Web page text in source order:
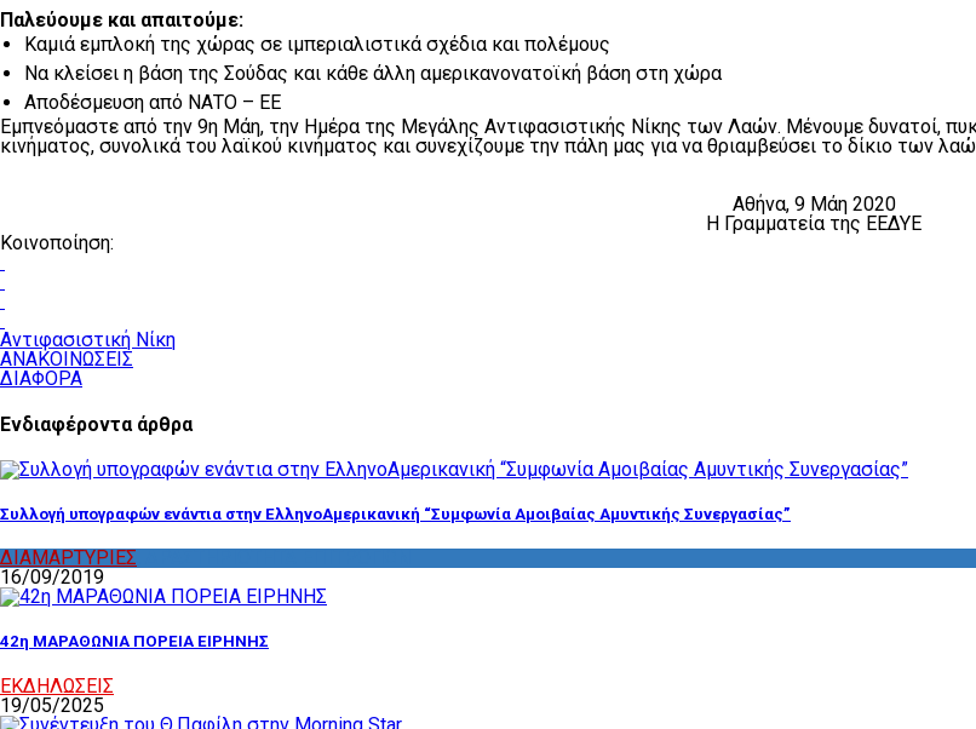
Παλεύουμε και απαιτούμε:
Καμιά εμπλοκή της χώρας σε ιμπεριαλιστικά σχέδια και πολέμους
Να κλείσει η βάση της Σούδας και κάθε άλλη αμερικανονατοϊκή βάση στη χώρα
Αποδέσμευση από ΝΑΤΟ – ΕΕ
Εμπνεόμαστε από την 9η Μάη, την Ημέρα της Μεγάλης Αντιφασιστικής Νίκης των Λαών. Μένουμε δυνατοί,
κινήματος, συνολικά του λαϊκού κινήματος και συνεχίζουμε την πάλη μας για να θριαμβεύσει το δίκιο των
Αθήνα, 9 Μάη 2020
Η Γραμματεία της ΕΕΔΥΕ
Κοινοποίηση:
Αντιφασιστική Νίκη
ΑΝΑΚΟΙΝΩΣΕΙΣ
ΔΙΑΦΟΡΑ
Ενδιαφέροντα άρθρα
Συλλογή υπογραφών ενάντια στην ΕλληνοΑμερικανική “Συμφωνία Αμοιβαίας Αμυντικής Συνεργασίας”
ΔΙΑΜΑΡΤΥΡΙΕΣ
16/09/2019
42η ΜΑΡΑΘΩΝΙΑ ΠΟΡΕΙΑ ΕΙΡΗΝΗΣ
ΕΚΔΗΛΩΣΕΙΣ
19/05/2025